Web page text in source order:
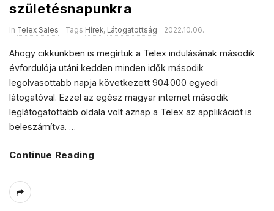
születésnapunkra
In Telex Sales Tags Hírek, Látogatottság 2022.10.06.
Ahogy cikkünkben is megírtuk a Telex indulásának második
évfordulója utáni kedden minden idők második
legolvasottabb napja következett 904 000 egyedi
látogatóval. Ezzel az egész magyar internet második
leglátogatottabb oldala volt aznap a Telex az applikációt is
beleszámítva. …
Continue Reading